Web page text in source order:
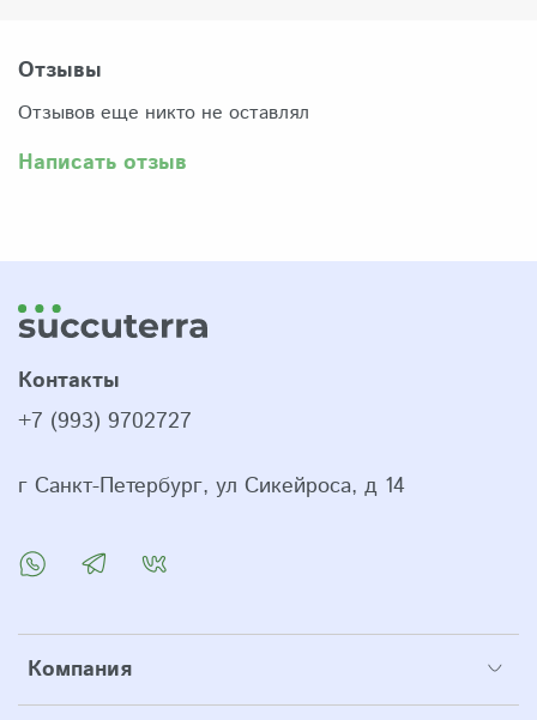
Отзывы
Отзывов еще никто не оставлял
Написать отзыв
Компания
Контакты
+7 (993) 9702727
г Санкт-Петербург, ул Сикейроса, д 14